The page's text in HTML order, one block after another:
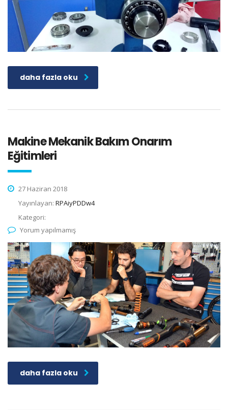
daha fazla oku
Makine Mekanik Bakım Onarım
Eğitimleri
27 Haziran 2018
Yayınlayan: RPAiyPDDw4
Kategori:
Yorum yapılmamış
daha fazla oku